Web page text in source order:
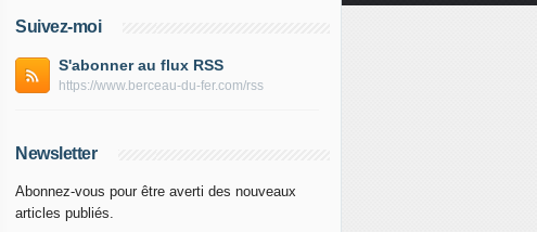
Suivez-moi
S'abonner au flux RSS
https://www.berceau-du-fer.com/rss
Newsletter
Abonnez-vous pour être averti des nouveaux
articles publiés.